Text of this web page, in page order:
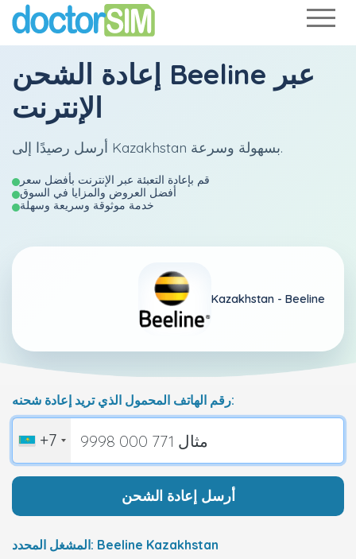
Beeline
الإنترنت
أرسل رصيدًا إلى Kazakhstan بسهولة وسرعة.
قم بإعادة التعبئة عبر الإنترنت بأفضل سعر
أفضل العروض والمزايا في السوق
خدمة موثوقة وسريعة وسهلة
Kazakhstan - Beeline
رقم الهاتف المحمول الذي تريد إعادة شحنه:
+7
أرسل إعادة الشحن
المشغل المحدد: Beeline Kazakhstan